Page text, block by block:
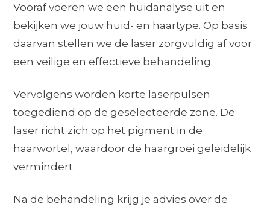
Vooraf voeren we een huidanalyse uit en
bekijken we jouw huid- en haartype. Op basis
daarvan stellen we de laser zorgvuldig af voor
een veilige en effectieve behandeling.
Vervolgens worden korte laserpulsen
toegediend op de geselecteerde zone. De
laser richt zich op het pigment in de
haarwortel, waardoor de haargroei geleidelijk
vermindert.
Na de behandeling krijg je advies over de